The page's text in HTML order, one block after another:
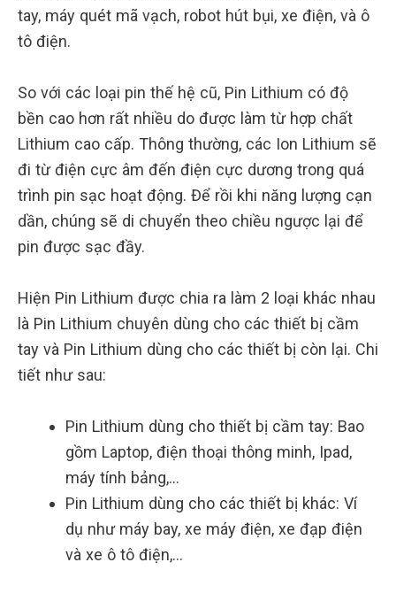
tay, máy quét mã vạch, robot hút bụi, xe điện, và ô
tô điện.
So với các loại pin thế hệ cũ, Pin Lithium có độ
bền cao hơn rất nhiều do được làm từ hợp chất
Lithium cao cấp. Thông thường, các Ion Lithium sẽ
đi từ điện cực âm đến điện cực dương trong quá
trình pin sạc hoạt động. Để rồi khi năng lượng cạn
dần, chúng sẽ di chuyển theo chiều ngược lại để
pin được sạc đầy.
Hiện Pin Lithium được chia ra làm 2 loại khác nhau
là Pin Lithium chuyên dùng cho các thiết bị cầm
tay và Pin Lithium dùng cho các thiết bị còn lại. Chi
tiết như sau:
Pin Lithium dùng cho thiết bị cầm tay: Bao
gồm Laptop, điện thoại thông minh, Ipad,
máy tính bảng,…
Pin Lithium dùng cho các thiết bị khác: Ví
dụ như máy bay, xe máy điện, xe đạp điện
và xe ô tô điện,…